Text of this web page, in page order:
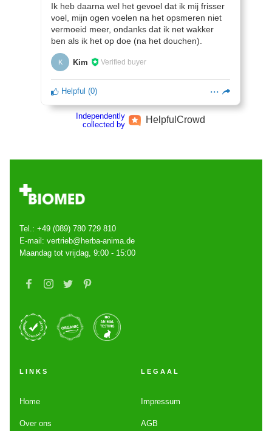
Ik heb daarna wel het gevoel dat ik mij frisser
voel, mijn ogen voelen na het opsmeren niet
vermoeid meer, ondanks dat ik net wakker
ben als ik het op doe (na het douchen).
K Kim Verified buyer
Helpful (0)
Independently
collected by
HelpfulCrowd
Tel.: +49 (089) 780 729 810
E-mail: vertrieb@herba-anima.de
Maandag tot vrijdag, 9:00 - 15:00
LINKS
Home
Over ons
LEGAAL
Impressum
AGB